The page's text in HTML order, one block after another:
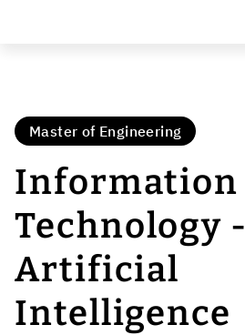
Master of Engineering
Information
Technology -
Artificial
Intelligence